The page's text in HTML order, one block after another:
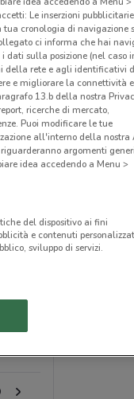
Linfa
.
Le inserzioni
cronologia di navigazione
ci informa che hai
sulla posizione (nel caso
della rete e agli identificativi
e migliorare la connettività
13.b della nostra
ricerche di mercato,
Puoi modificare le tue
all'interno della nostra
argomenti
idea accedendo a Menu >
del dispositivo ai fini
e contenuti
sviluppo di servizi.